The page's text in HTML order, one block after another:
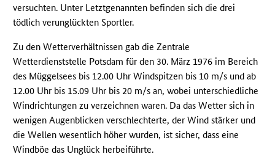
versuchten. Unter Letztgenannten befinden sich die drei
tödlich verunglückten Sportler.
Zu den Wetterverhältnissen gab die Zentrale
Wetterdienststelle Potsdam für den 30. März 1976 im Bereich
des Müggelsees bis 12.00 Uhr Windspitzen bis 10 m/s und ab
12.00 Uhr bis 15.09 Uhr bis 20 m/s an, wobei unterschiedliche
Windrichtungen zu verzeichnen waren. Da das Wetter sich in
wenigen Augenblicken verschlechterte, der Wind stärker und
die Wellen wesentlich höher wurden, ist sicher, dass eine
Windböe das Unglück herbeiführte.